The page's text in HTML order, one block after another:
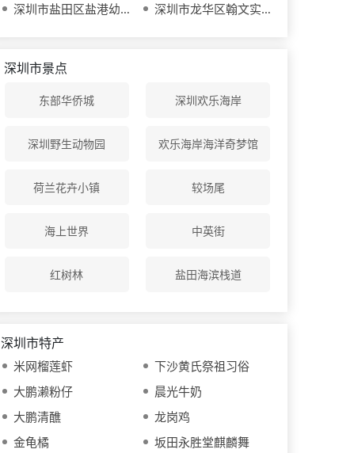
深圳市盐田区盐港幼儿园
深圳市龙华区翰文实验学校
深圳市景点
东部华侨城 深圳欢乐海岸
深圳野生动物园 欢乐海岸海洋奇梦馆
荷兰花卉小镇 较场尾
海上世界 中英街
红树林 盐田海滨栈道
深圳市特产
米网榴莲虾
下沙黄氏祭祖习俗
大鹏濑粉仔
晨光牛奶
大鹏清醮
龙岗鸡
金龟橘
坂田永胜堂麒麟舞